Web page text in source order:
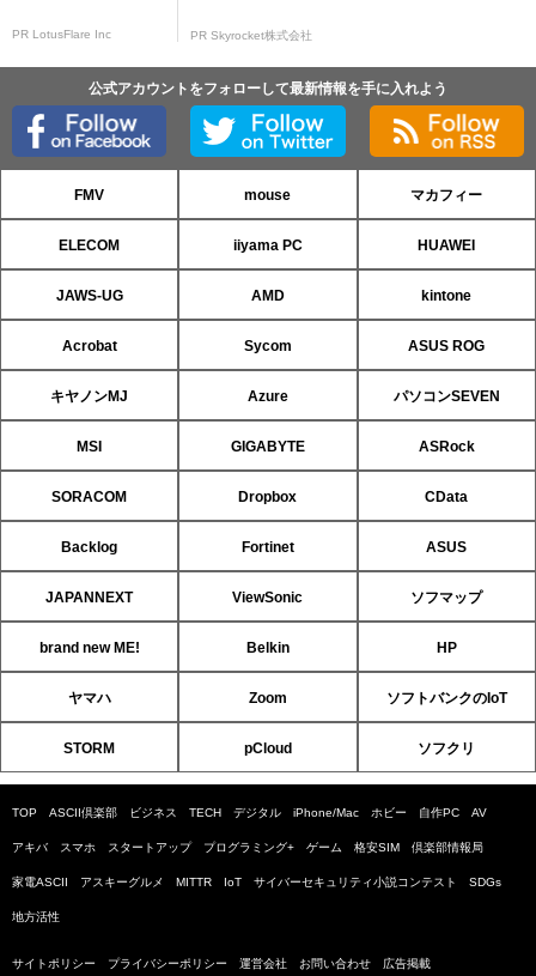
PR LotusFlare Inc PR Skyrocket株式会社
公式アカウントをフォローして最新情報を手に入れよう
FMV mouse マカフィー
ELECOM iiyama PC HUAWEI
JAWS-UG AMD kintone
Acrobat Sycom ASUS ROG
キヤノンMJ Azure パソコンSEVEN
MSI GIGABYTE ASRock
SORACOM Dropbox CData
Backlog Fortinet ASUS
JAPANNEXT ViewSonic ソフマップ
brand new ME! Belkin HP
ヤマハ Zoom ソフトバンクのIoT
STORM pCloud ソフクリ
TOP ASCII倶楽部 ビジネス TECH デジタル iPhone/Mac ホビー 自作PC AV
アキバ スマホ スタートアップ プログラミング+ ゲーム 格安SIM 倶楽部情報局
家電ASCII アスキーグルメ MITTR IoT サイバーセキュリティ小説コンテスト SDGs
地方活性
サイトポリシー プライバシーポリシー 運営会社 お問い合わせ 広告掲載